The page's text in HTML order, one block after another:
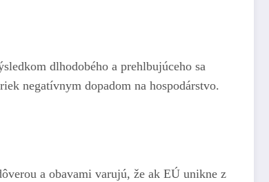
dlhodobého a prehlbujúceho sa
negatívnym dopadom na hospodárstvo.
a obavami varujú, že ak EÚ unikne z